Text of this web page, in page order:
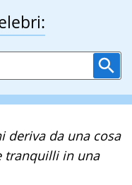
deriva da una cosa
tranquilli in una